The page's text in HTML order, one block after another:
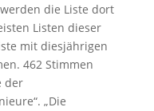
die Liste dort
Listen dieser
mit diesjährigen
462 Stimmen
der
„Die